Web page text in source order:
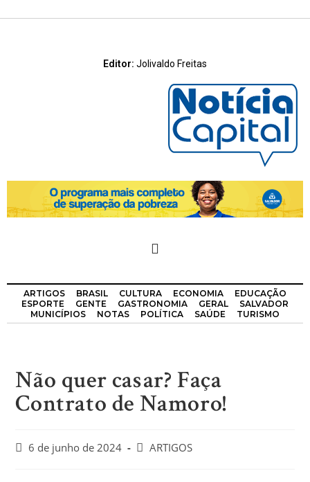
Editor: Jolivaldo Freitas
ARTIGOS BRASIL CULTURA ECONOMIA
EDUCAÇÃO
ESPORTE
GENTE GASTRONOMIA GERAL
SALVADOR
MUNICÍPIOS
NOTAS POLÍTICA SAÚDE TURISMO
Não quer casar? Faça
Contrato de Namoro!
6 de junho de 2024 ARTIGOS